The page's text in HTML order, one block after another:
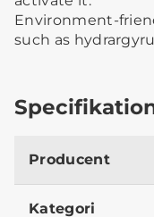
Environment-
such as
Producent
Kategori